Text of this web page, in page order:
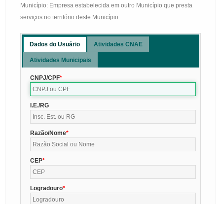
Município: Empresa estabelecida em outro Município que presta
serviços no território deste Município
Dados do Usuário Atividades CNAE
Atividades Municipais
CNPJ/CPF
I.E./RG
Razão/Nome
CEP
Logradouro